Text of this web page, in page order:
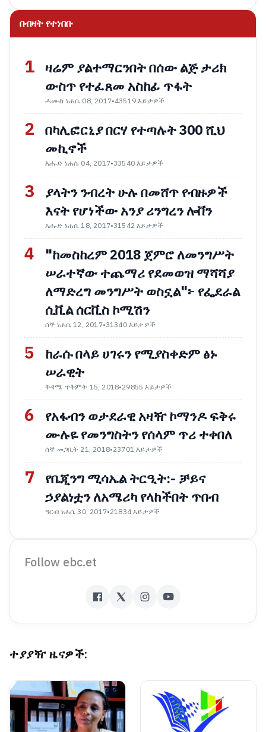
በብዛት የተነበቡ
1 ዛሬም ያልተማርንበት በሰው ልጅ ታሪክ
ውስጥ የተፈጸመ አስከፊ ጥፋት
ሓሙስ ነሐሴ 08, 2017•43519 እይታዎች
2 በካሊፎርኒያ በርሃ የተጣሉት 300 ሺህ
መኪኖች
እሑድ ነሐሴ 04, 2017•33540 እይታዎች
3
ያላትን ንብረት ሁሉ በመሸጥ የብዙዎች
እናት የሆነችው አንያ ሪንግረን ሎቨን
እሑድ ነሐሴ 18, 2017•31542 እይታዎች
4
"ከመስከረም 2018 ጀምሮ ለመንግሥት
ሠራተኛው ተጨማሪ የደመወዝ ማሻሻያ
ለማድረግ መንግሥት ወስኗል"፦ የፌደራል
ሲቪል ሰርቪስ ኮሚሽን
ሰኞ ነሐሴ 12, 2017•31340 እይታዎች
5
ከራሱ በላይ ሀገሩን የሚያስቀድም ፅኑ
ሠራዊት
ቅዳሜ ጥቅምት 15, 2018•29855 እይታዎች
6
የአፋብን ወታደራዊ አዛዥ ኮማንዶ ፍቅሩ
ሙሉዬ የመንግስትን የሰላም ጥሪ ተቀበለ
ሰኞ መጋቢት 21, 2018•23701 እይታዎች
7
የቤጂንግ ሚሳኤል ትርዒት:- ቻይና
ኃያልነቷን ለአሜሪካ የላከችበት ጥበብ
ዓርብ ነሐሴ 30, 2017•21834 እይታዎች
Follow ebc.et
ተያያዥ ዜናዎች: